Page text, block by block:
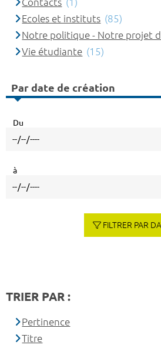
Ecoles et instituts (85)
Notre politique - Notre projet
Vie étudiante (15)
Par date de création
Du
à
FILTRER PAR
TRIER PAR :
Pertinence
Titre